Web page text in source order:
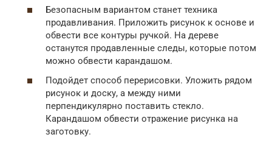
Безопасным вариантом станет техника
продавливания. Приложить рисунок к основе и
обвести все контуры ручкой. На дереве
останутся продавленные следы, которые потом
можно обвести карандашом.
Подойдет способ перерисовки. Уложить рядом
рисунок и доску, а между ними
перпендикулярно поставить стекло.
Карандашом обвести отражение рисунка на
заготовку.